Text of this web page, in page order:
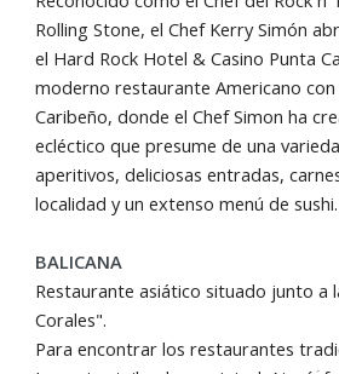
Rolling Stone, el Chef Kerry Simón
el Hard Rock Hotel & Casino Punta
moderno restaurante Americano
Caribeño, donde el Chef Simon ha
ecléctico que presume de una
aperitivos, deliciosas entradas,
localidad y un extenso menú de sushi.
BALICANA
Restaurante asiático situado junto a
Corales".
Para encontrar los restaurantes